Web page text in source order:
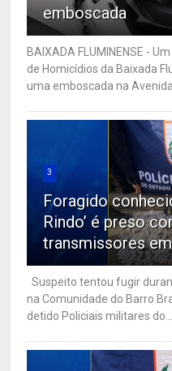
emboscada
BAIXADA FLUMINENSE -
de Homicídios da Baixada
uma emboscada na Avenida
3
Foragido
Rindo’ é preso
transmissores
Suspeito tentou fugir
na Comunidade do Barro
detido Policiais militares do...